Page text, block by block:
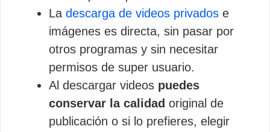
La descarga de videos privados e
imágenes es directa, sin pasar por
otros programas y sin necesitar
permisos de super usuario.
Al descargar videos puedes
conservar la calidad original de
publicación o si lo prefieres, elegir